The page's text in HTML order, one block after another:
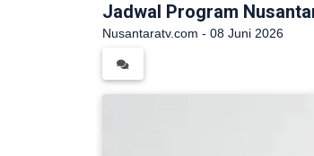
Jadwal Program
Nusantaratv.com - 08 Juni 2026